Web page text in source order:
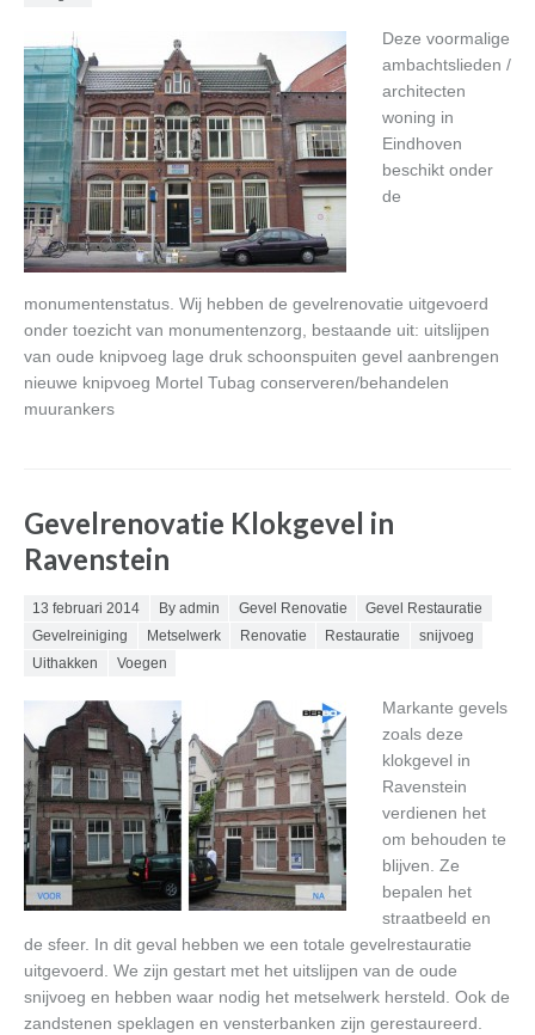
Deze voormalige
ambachtslieden /
architecten
woning in
Eindhoven
beschikt onder
de
monumentenstatus. Wij hebben de gevelrenovatie uitgevoerd
onder toezicht van monumentenzorg, bestaande uit: uitslijpen
van oude knipvoeg lage druk schoonspuiten gevel aanbrengen
nieuwe knipvoeg Mortel Tubag conserveren/behandelen
muurankers
Gevelrenovatie Klokgevel in
Ravenstein
Posted on
13 februari 2014 By admin Gevel Renovatie
Gevel Restauratie
Gevelreiniging
Metselwerk Renovatie Restauratie
snijvoeg
Uithakken
Voegen
Markante gevels
zoals deze
klokgevel in
Ravenstein
verdienen het
om behouden te
blijven. Ze
bepalen het
straatbeeld en
de sfeer. In dit geval hebben we een totale gevelrestauratie
uitgevoerd. We zijn gestart met het uitslijpen van de oude
snijvoeg en hebben waar nodig het metselwerk hersteld. Ook de
zandstenen speklagen en vensterbanken zijn gerestaureerd.